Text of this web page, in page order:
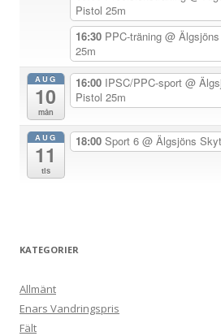
n
Pistol 25m
16:30 PPC-träning @
25m
AUG
10
mån
16:00 IPSC/PPC-sport @
Pistol 25m
AUG
11
tis
18:00 Sport 6 @ Älgsjöns
KATEGORIER
Allmänt
Enars Vandringspris
Fält